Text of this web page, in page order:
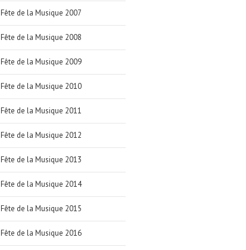
Fête de la Musique 2007
Fête de la Musique 2008
Fête de la Musique 2009
Fête de la Musique 2010
Fête de la Musique 2011
Fête de la Musique 2012
Fête de la Musique 2013
Fête de la Musique 2014
Fête de la Musique 2015
Fête de la Musique 2016